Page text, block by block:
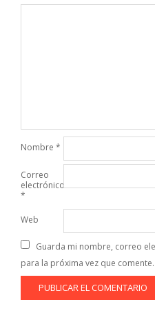
Nombre *
Correo
electrónico
*
Web
Guarda mi nombre, correo
para la próxima vez que comente.